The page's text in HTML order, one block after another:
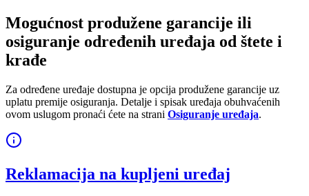
Mogućnost produžene garancije ili
osiguranje određenih uređaja od štete i
krađe
Za određene uređaje dostupna je opcija produžene garancije uz
uplatu premije osiguranja. Detalje i spisak uređaja obuhvaćenih
ovom uslugom pronaći ćete na strani Osiguranje uređaja.
Reklamacija na kupljeni uređaj